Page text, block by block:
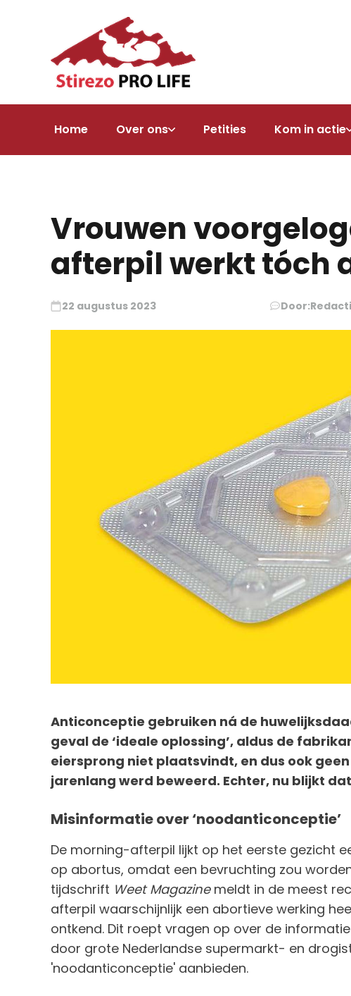
Home Over ons Petities Kom in actie
Vrouwen
afterpil werkt tóch
22 augustus 2023 Door:
Anticonceptie gebruiken ná de
geval de ‘ideale oplossing’, aldus de
eiersprong niet plaatsvindt, en dus ook
jarenlang werd beweerd. Echter, nu blijkt
Misinformatie over ‘noodanticonceptie’
De morning-afterpil lijkt op het eerste gezicht
op abortus, omdat een bevruchting zou
tijdschrift Weet Magazinemeldt in de meest
afterpil waarschijnlijk een abortieve werking
ontkend. Dit roept vragen op over de
door grote Nederlandse supermarkt- en
'noodanticonceptie' aanbieden.